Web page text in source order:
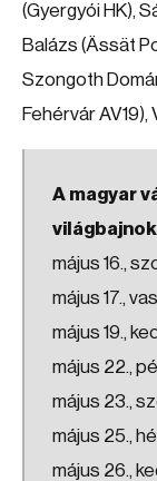
(Gyergyói HK),
Balázs (Ässät
Szongoth
Fehérvár
A magyar
május 16.,
május 17.,
május 19.,
május 22.,
május 23.,
május 25.,
május 26.,